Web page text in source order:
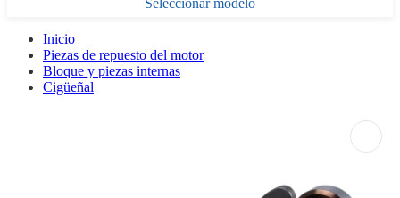
Seleccionar modelo
Inicio
Piezas de repuesto del motor
Bloque y piezas internas
Cigüeñal